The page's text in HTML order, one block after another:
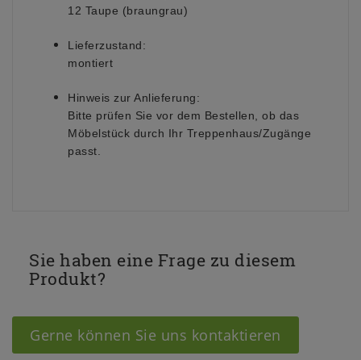
12 Taupe (braungrau)
Lieferzustand:
montiert
Hinweis zur Anlieferung:
Bitte prüfen Sie vor dem Bestellen, ob das
Möbelstück durch Ihr Treppenhaus/Zugänge
passt.
Sie haben eine Frage zu diesem
Produkt?
Gerne können Sie uns kontaktieren